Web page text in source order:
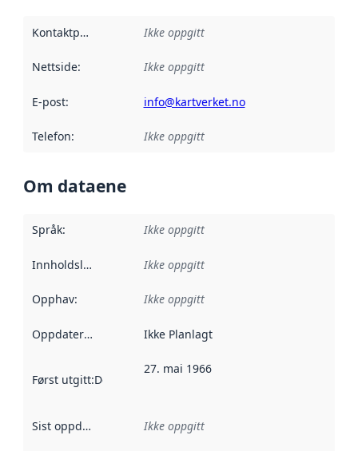
Kontaktpunkt Ikke oppgitt
Nettside: Ikke oppgitt
E-post: info@kartverket.no
Telefon: Ikke oppgitt
Om dataene
Språk: Ikke oppgitt
Innholdsleverandører :
Ikke oppgitt
Opphav: Ikke oppgitt
Oppdateringsfrekvens :
Ikke Planlagt
Først utgitt:Denne datoen sier når dataene i dette
27. mai 1966
Sist oppdatert Ikke oppgitt